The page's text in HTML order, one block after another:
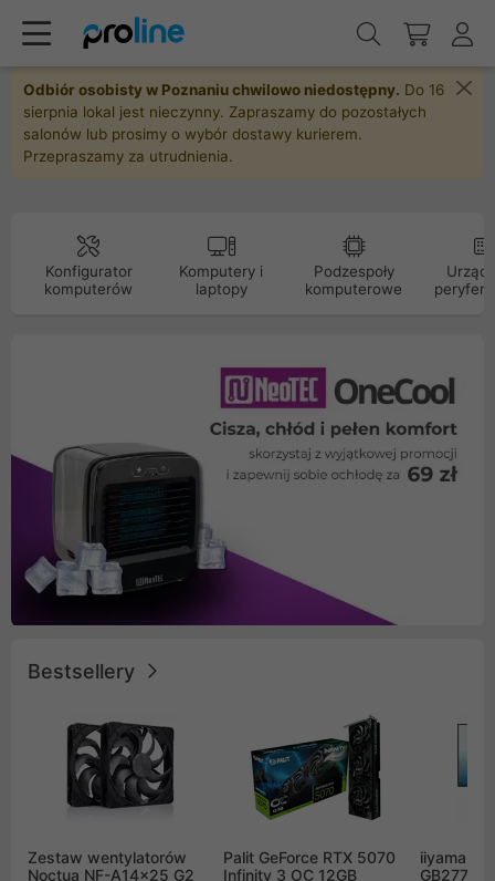
Odbiór osobisty w Poznaniu chwilowo niedostępny. Do 16
sierpnia lokal jest nieczynny. Zapraszamy do pozostałych
salonów lub prosimy o wybór dostawy kurierem.
Przepraszamy za utrudnienia.
Konfigurator
komputerów
Komputery i
laptopy
Podzespoły
komputerowe
Bestsellery
Zestaw wentylatorów
Noctua NF-A14x25 G2
Palit GeForce RTX 5070
Infinity 3 OC 12GB
iiyama G-